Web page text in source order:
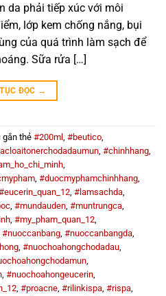
da phải tiếp xúc với môi
lớp kem chống nắng, bụi
của quá trình làm sạch để
Sữa rửa […]
ĐỌC →
thẻ#200ml , #beutico,
, #chinhhang,
,
, #duocmyphamchinhhang,
, #lamsachda,
, #mundauden, #muntrungca,
, #my_pham_quan_12,
#nuoccanbang, #nuoccanbangda,
, #nuochoahongchodadau,
,
, #nuochoahongeucerin,
, #proacne, #rilinkispa, #rispa,